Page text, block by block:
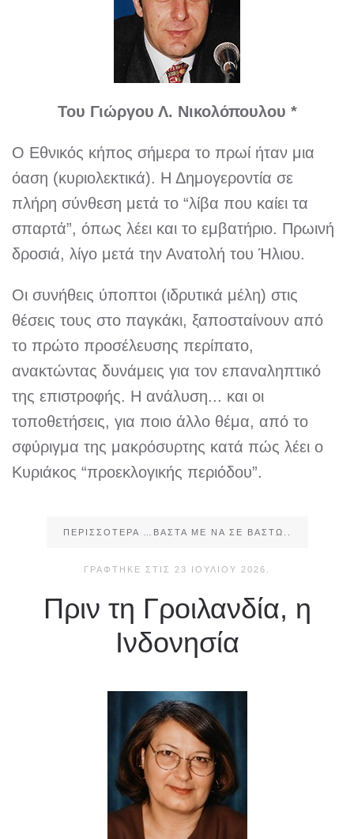
Του Γιώργου Λ. Νικολόπουλου *
Ο Εθνικός κήπος σήμερα το πρωί ήταν μια
όαση (κυριολεκτικά). Η Δημογεροντία σε
πλήρη σύνθεση μετά το “λίβα που καίει τα
σπαρτά”, όπως λέει και το εμβατήριο. Πρωινή
δροσιά, λίγο μετά την Ανατολή του Ήλιου.
Οι συνήθεις ύποπτοι (ιδρυτικά μέλη) στις
θέσεις τους στο παγκάκι, ξαποσταίνουν από
το πρώτο προσέλευσης περίπατο,
ανακτώντας δυνάμεις για τον επαναληπτικό
της επιστροφής. Η ανάλυση... και οι
τοποθετήσεις, για ποιο άλλο θέμα, από το
σφύριγμα της μακρόσυρτης κατά πώς λέει ο
Κυριάκος “προεκλογικής περιόδου”.
ΠΕΡΙΣΣΌΤΕΡΑ …ΒΆΣΤΑ ΜΕ ΝΑ ΣΕ ΒΑΣΤΏ..
ΓΡΆΦΤΗΚΕ ΣΤΙΣ 23 ΙΟΥΛΊΟΥ 2026
Πριν τη Γροιλανδία, η
Ινδονησία